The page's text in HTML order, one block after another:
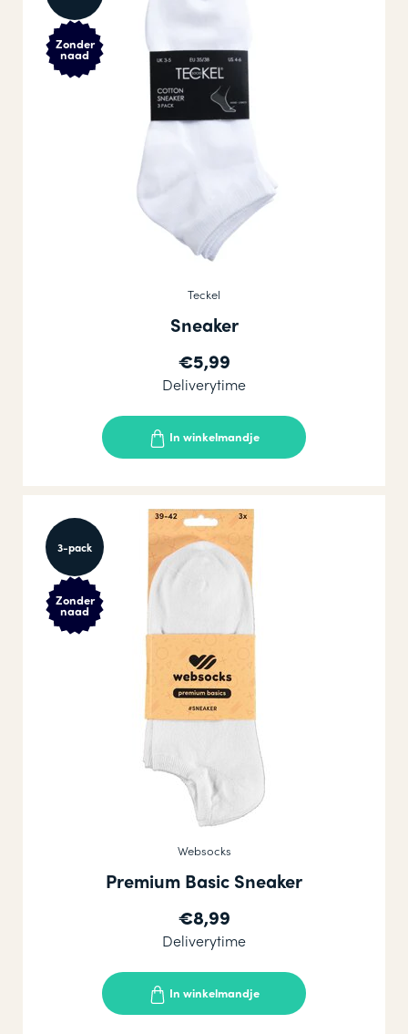
Zonder
naad
Teckel
Sneaker
€5,99
Deliverytime
In winkelmandje
3-pack
Zonder
naad
Websocks
Premium Basic Sneaker
€8,99
Deliverytime
In winkelmandje